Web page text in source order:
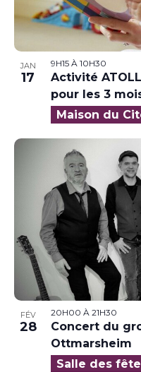
JAN
17
9H15 À 10H30
Activité
pour les 3
Maison du
FÉV
28
20H00 À 21H30
Concert du
Ottmarsheim
Salle des